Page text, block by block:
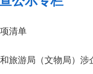
清单
旅游局（文物局）